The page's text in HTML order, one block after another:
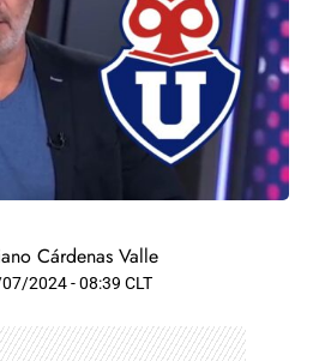
Cárdenas Valle
2024 - 08:39 CLT